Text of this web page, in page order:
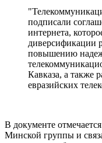
подписали
интернета,
диверсификации
повышению
Кавказа, а также
евразийских
В документе
Минской группы и